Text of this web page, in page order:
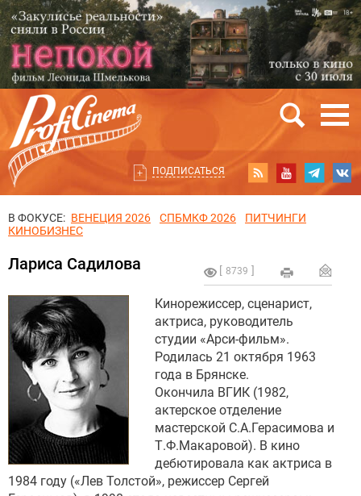
ПОДПИСАТЬСЯ
В ФОКУСЕ: ВЕНЕЦИЯ 2026 СПБМКФ 2026
ПИТЧИНГИ
КИНОБИЗНЕС
8739
Лариса Садилова
Кинорежиссер, сценарист,
актриса, руководитель
студии «Арси-фильм».
Родилась 21 октября 1963
года в Брянске.
Окончила ВГИК (1982,
актерское отделение
мастерской С.А.Герасимова и
Т.Ф.Макаровой). В кино
дебютировала как актриса в
1984 году («Лев Толстой», режиссер Сергей